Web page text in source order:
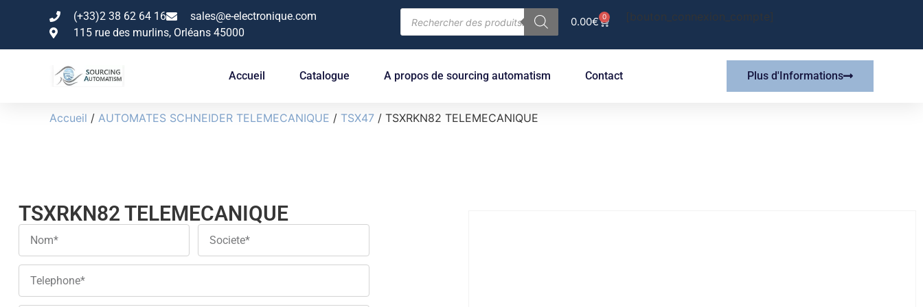
(+33)2 38 62 64 16
sales@e-electronique.com
115 rue des murlins, Orléans 45000
0.00€ 0 [bouton_connexion_compte]
Accueil Catalogue A propos de sourcing automatism Contact Plus d'Informations
Accueil / AUTOMATES SCHNEIDER TELEMECANIQUE / TSX47 / TSXRKN82 TELEMECANIQUE
TSXRKN82 TELEMECANIQUE